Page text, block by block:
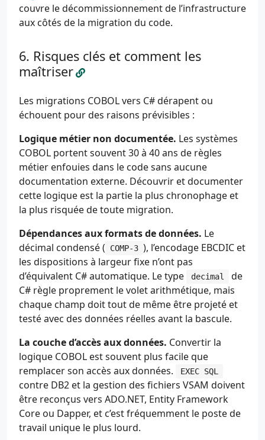
couvre le décommissionnement de l’infrastructure
aux côtés de la migration du code.
Risques clés et comment les
maîtriser
Les migrations COBOL vers C# dérapent ou
échouent pour des raisons prévisibles :
Logique métier non documentée. Les systèmes
COBOL portent souvent 30 à 40 ans de règles
métier enfouies dans le code sans aucune
documentation externe. Découvrir et documenter
cette logique est la partie la plus chronophage et
la plus risquée de toute migration.
Dépendances aux formats de données. Le
décimal condensé (
COMP-3 ), l’encodage EBCDIC et
les dispositions à largeur fixe n’ont pas
d’équivalent C# automatique. Le type
decimal
de
C# règle proprement le volet arithmétique, mais
chaque champ doit tout de même être projeté et
testé avec des données réelles avant la bascule.
La couche d’accès aux données. Convertir la
logique COBOL est souvent plus facile que
remplacer son accès aux données.
EXEC SQL
contre DB2 et la gestion des fichiers VSAM doivent
être reconçus vers ADO.NET, Entity Framework
Core ou Dapper, et c’est fréquemment le poste de
travail unique le plus lourd.